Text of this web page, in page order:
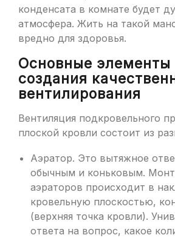
конденсата в комнате будет
атмосфера. Жить на такой
вредно для здоровья.
Основные элементы
создания
вентилирования
Вентиляция подкровельного
плоской кровли состоит из
Аэратор. Это вытяжное
обычным и коньковым.
аэраторов происходит в
кровельную плоскостью,
(верхняя точка кровли).
ответа на вопрос, какое